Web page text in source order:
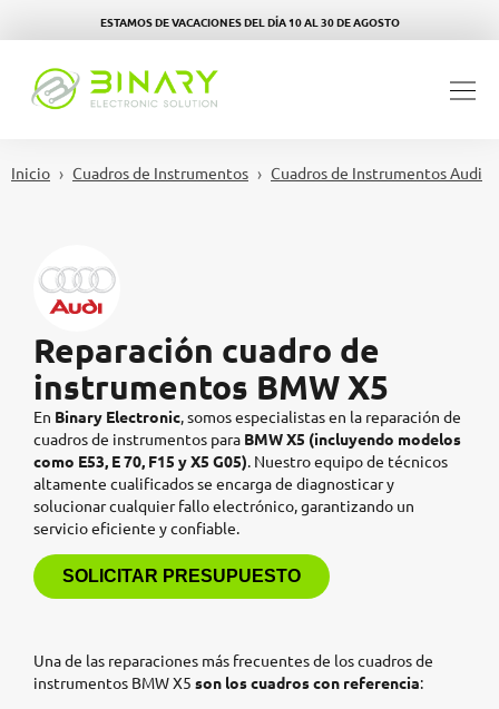
ESTAMOS DE VACACIONES DEL DÍA 10 AL 30 DE AGOSTO
Inicio Cuadros de Instrumentos Cuadros de Instrumentos Audi
Reparación cuadro de
instrumentos BMW X5
En Binary Electronic, somos especialistas en la reparación de
cuadros de instrumentos para BMW X5 (incluyendo modelos
como E53, E 70, F15 y X5 G05). Nuestro equipo de técnicos
altamente cualificados se encarga de diagnosticar y
solucionar cualquier fallo electrónico, garantizando un
servicio eficiente y confiable.
SOLICITAR PRESUPUESTO
Una de las reparaciones más frecuentes de los cuadros de
instrumentos BMW X5 son los cuadros con referencia: